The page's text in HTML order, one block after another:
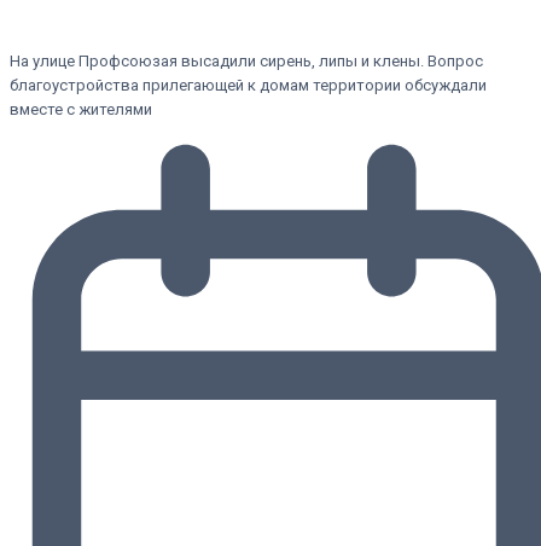
На улице Профсоюзая высадили сирень, липы и клены. Вопрос
благоустройства прилегающей к домам территории обсуждали
вместе с жителями